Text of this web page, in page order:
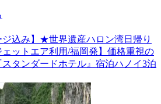
ジ込み】★世界遺産ハロン湾日帰り
ットエア利用/福岡発】価格重視の
タンダードホテル』宿泊ハノイ3泊